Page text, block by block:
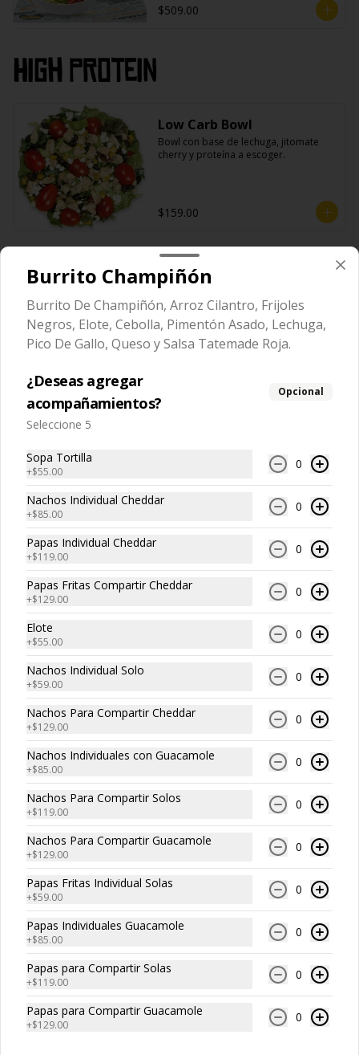
$509.00
High PROtein
Low Carb Bowl
Bowl con base de lechuga, jitomate
cherry y proteína a escoger.
$159.00
Tommy Nachos
Nacho Individual Solo
Porción individual de totopos de maíz
Guacamole
Totopos de maíz fritos acompañados
Nachos Individual Cheddar
Totopos de maíz fritos bañados con
salsa de queso cheddar fundido.
$85.00
Nachos Para Compartir
Solos
Porción grande de totopos de maíz
fritos y crujientes para compartir.
$119.00
Guacamole
Totopos de maíz fritos con
guacamole, cebolla morada, cilantro y
un toque de crema.
$129.00
Burrito Champiñón
Burrito De Champiñón, Arroz Cilantro, Frijoles
Negros, Elote, Cebolla, Pimentón Asado, Lechuga,
Pico De Gallo, Queso y Salsa Tatemade Roja.
¿Deseas agregar
acompañamientos?
Opcional
Seleccione 5
Sopa Tortilla
+$55.00
0
Nachos Individual Cheddar
+$85.00
0
Papas Individual Cheddar
+$119.00
0
Papas Fritas Compartir Cheddar
+$129.00
0
Elote
+$55.00
0
Nachos Individual Solo
+$59.00
0
Nachos Para Compartir Cheddar
+$129.00
0
Nachos Individuales con Guacamole
+$85.00
0
Nachos Para Compartir Solos
+$119.00
0
Nachos Para Compartir Guacamole
+$129.00
0
Papas Fritas Individual Solas
+$59.00
0
Papas Individuales Guacamole
+$85.00
0
Papas para Compartir Solas
+$119.00
0
Papas para Compartir Guacamole
+$129.00
0